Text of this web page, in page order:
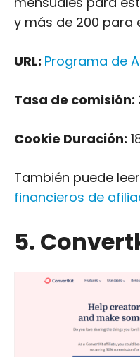
y más de 200 para
URL: Programa de
Tasa de comisión:
Cookie Duración:
También puede
financieros de
5.